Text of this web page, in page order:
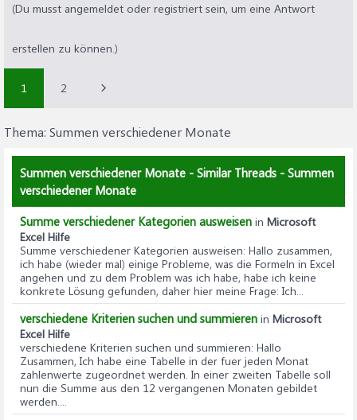
(Du musst angemeldet oder registriert sein, um eine Antwort
erstellen zu können.)
1 2
Thema: Summen verschiedener Monate
Summen verschiedener Monate - Similar Threads - Summen
verschiedener Monate
Summe verschiedener Kategorien ausweisen in Microsoft
Excel Hilfe
Summe verschiedener Kategorien ausweisen: Hallo zusammen,
ich habe (wieder mal) einige Probleme, was die Formeln in Excel
angehen und zu dem Problem was ich habe, habe ich keine
konkrete Lösung gefunden, daher hier meine Frage: Ich...
verschiedene Kriterien suchen und summieren in Microsoft
Excel Hilfe
verschiedene Kriterien suchen und summieren: Hallo
Zusammen, Ich habe eine Tabelle in der fuer jeden Monat
zahlenwerte zugeordnet werden. In einer zweiten Tabelle soll
nun die Summe aus den 12 vergangenen Monaten gebildet
werden....